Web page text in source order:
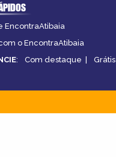
EncontraAtibaia
o EncontraAtibaia
: Com destaque | Grátis